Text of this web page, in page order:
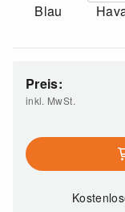
Blau
Preis:
inkl. MwSt.